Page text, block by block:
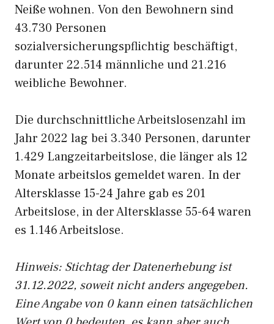
Neiße wohnen. Von den Bewohnern sind
43.730 Personen
sozialversicherungspflichtig beschäftigt,
darunter 22.514 männliche und 21.216
weibliche Bewohner.
Die durchschnittliche Arbeitslosenzahl im
Jahr 2022 lag bei 3.340 Personen, darunter
1.429 Langzeitarbeitslose, die länger als 12
Monate arbeitslos gemeldet waren. In der
Altersklasse 15-24 Jahre gab es 201
Arbeitslose, in der Altersklasse 55-64 waren
es 1.146 Arbeitslose.
Hinweis: Stichtag der Datenerhebung ist
31.12.2022, soweit nicht anders angegeben.
Eine Angabe von 0 kann einen tatsächlichen